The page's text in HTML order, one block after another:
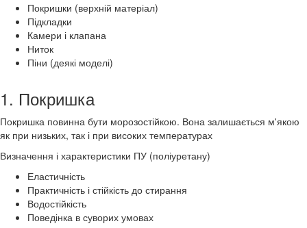
Покришки (верхній матеріал)
Підкладки
Камери і клапана
Ниток
Піни (деякі моделі)
1. Покришка
Покришка повинна бути морозостійкою. Вона залишається м'якою
як при низьких, так і при високих температурах
Визначення і характеристики ПУ (поліуретану)
Еластичність
Практичність і стійкість до стирання
Водостійкість
Поведінка в суворих умовах